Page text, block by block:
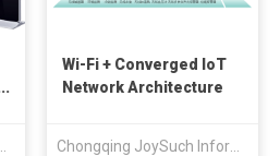
Wi-Fi + Converged IoT
Network Architecture
Chongqing JoySuch Information Technology Co.,Ltd.